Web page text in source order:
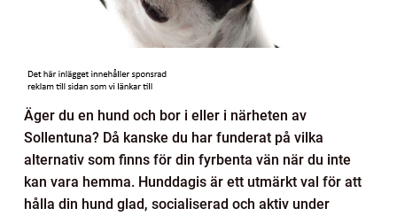
Äger du en hund och bor i eller i närheten av
Sollentuna? Då kanske du har funderat på vilka
alternativ som finns för din fyrbenta vän när du inte
kan vara hemma. Hunddagis är ett utmärkt val för att
hålla din hund glad, socialiserad och aktiv under